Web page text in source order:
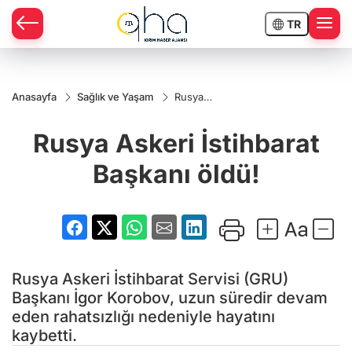
TR
Anasayfa Sağlık ve Yaşam
Rusya
Başkanı
öldü!
Rusya Askeri İstihbarat
Başkanı öldü!
Rusya Askeri İstihbarat Servisi (GRU)
Başkanı İgor Korobov, uzun süredir devam
eden rahatsızlığı nedeniyle hayatını
kaybetti.